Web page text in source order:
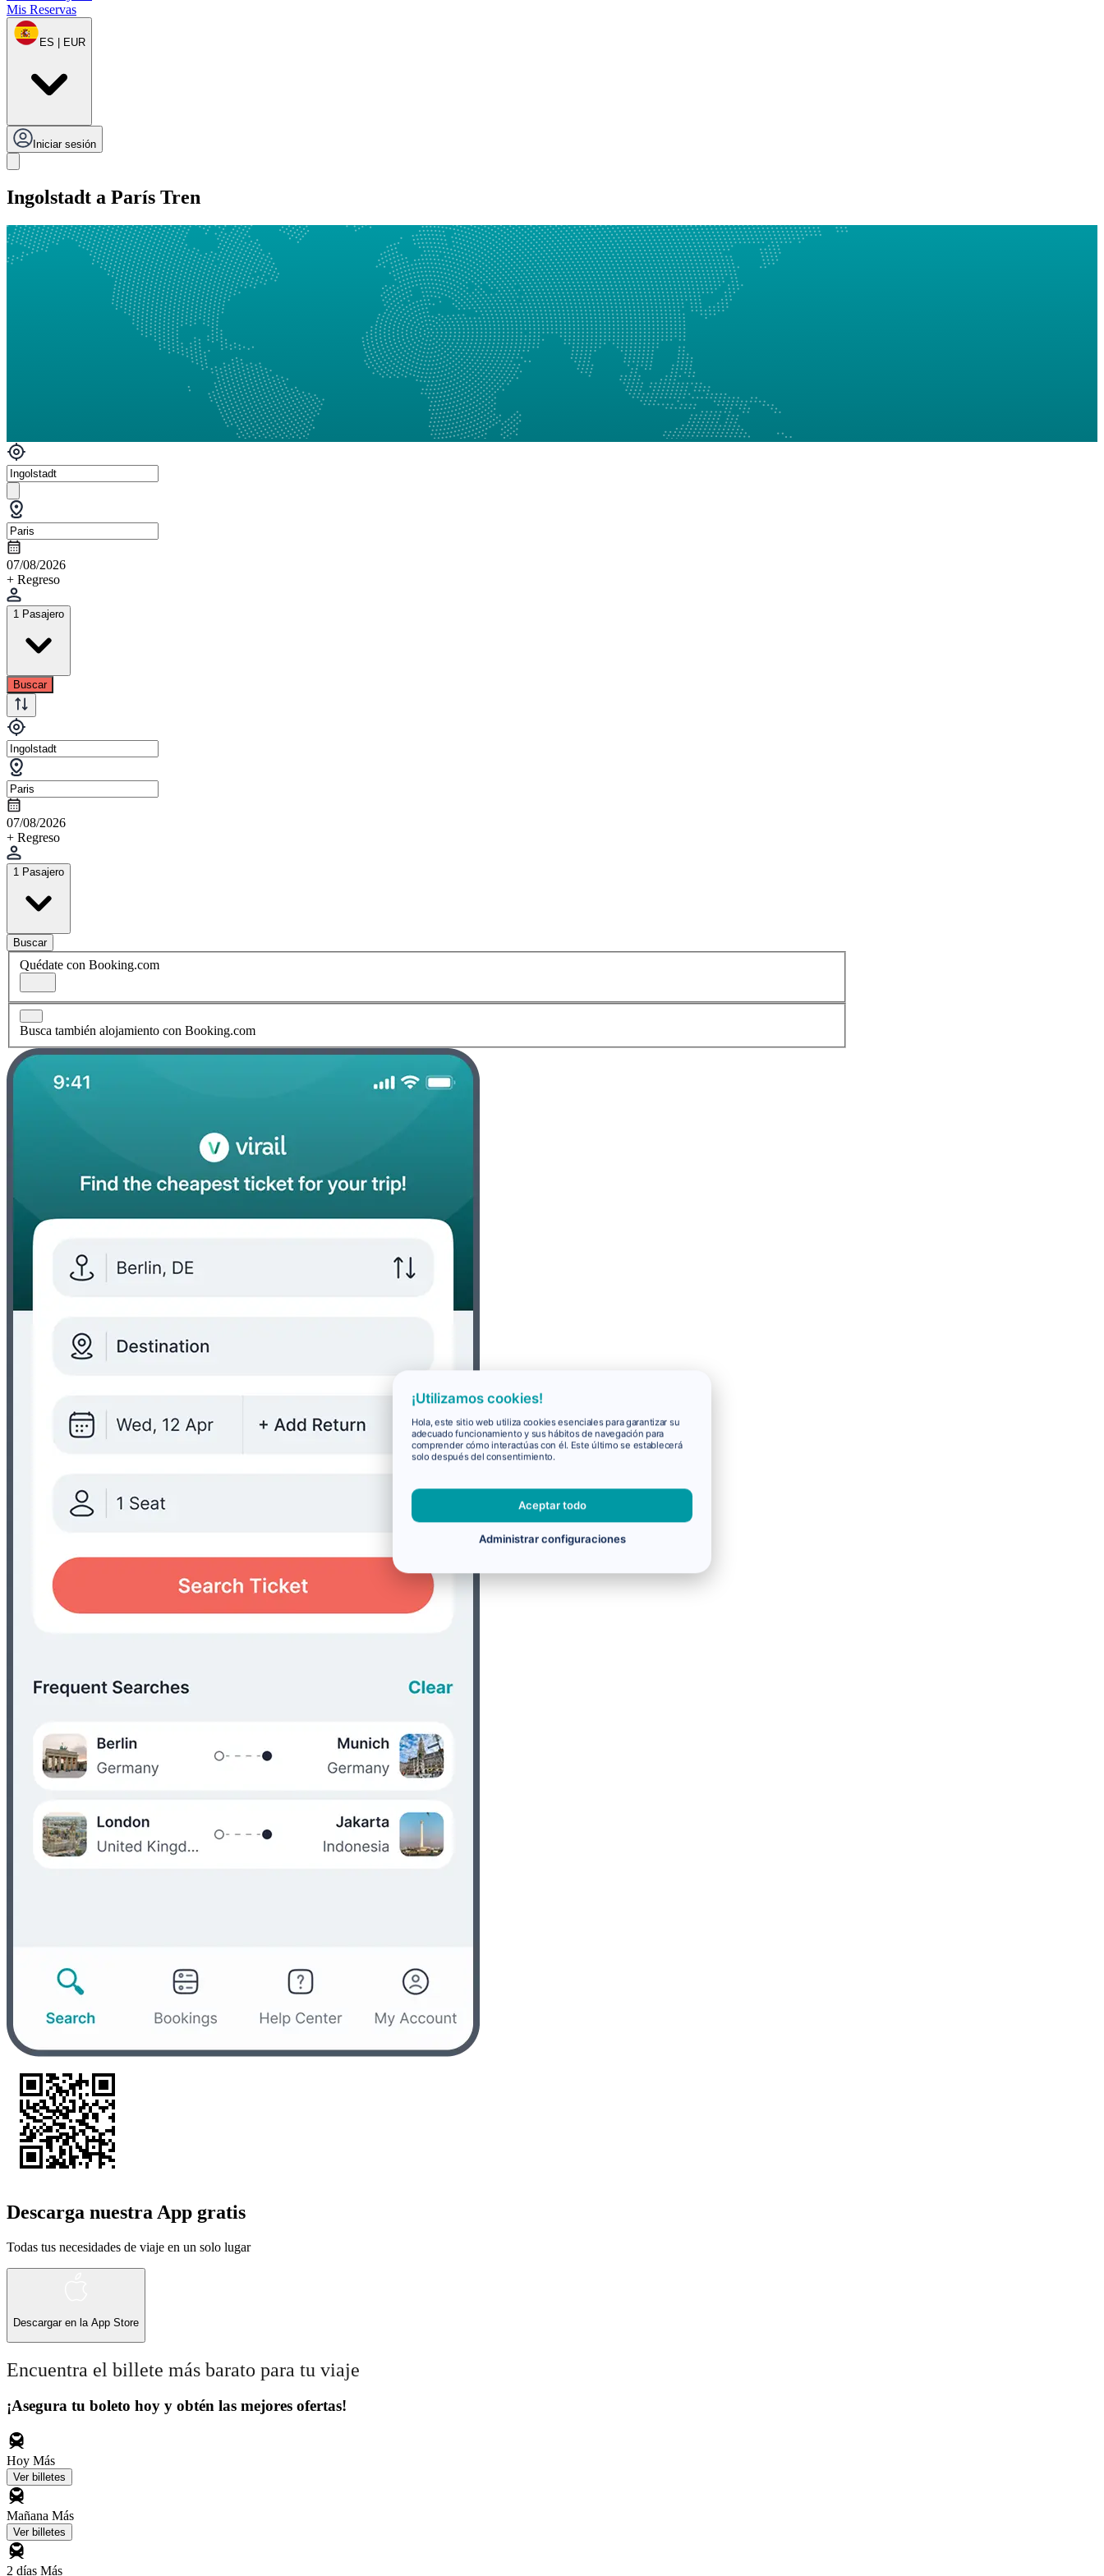
Mis Reservas
ES | EUR
Iniciar sesión
Ingolstadt a París Tren
07/08/2026
+ Regreso
1 Pasajero
Buscar
07/08/2026
+ Regreso
1 Pasajero
Buscar
Quédate con Booking.com
Busca también alojamiento con Booking.com
Descarga nuestra App gratis
Todas tus necesidades de viaje en un solo lugar
Descargar en la App Store
Encuentra el billete más barato para tu viaje
¡Asegura tu boleto hoy y obtén las mejores ofertas!
Hoy Más
Ver billetes
Mañana Más
Ver billetes
2 días Más
¡Utilizamos cookies!
Hola, este sitio web utiliza cookies esenciales para garantizar su
adecuado funcionamiento y sus hábitos de navegación para
comprender cómo interactúas con él. Este último se establecerá
solo después del consentimiento.
Aceptar todo
Administrar configuraciones